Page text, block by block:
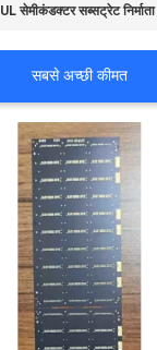
UL सेमीकंडक्टर सब्सट्रेट निर्माता
सबसे अच्छी कीमत